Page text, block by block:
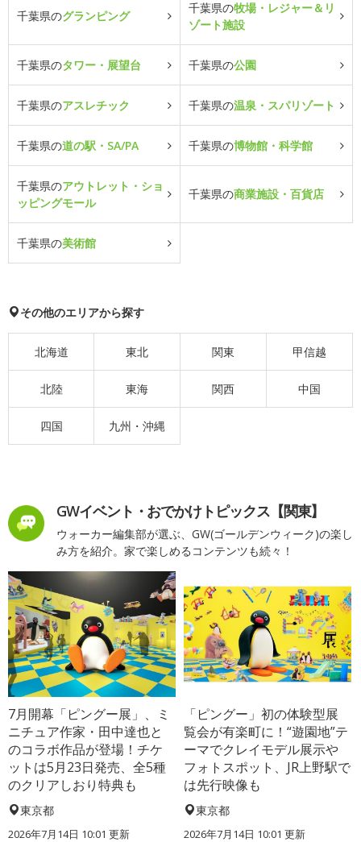
千葉県のグランピング
千葉県の牧場・レジャー＆リ
ゾート施設
千葉県のタワー・展望台 千葉県の公園
千葉県のアスレチック 千葉県の温泉・スパリゾート
千葉県の道の駅・SA/PA 千葉県の博物館・科学館
千葉県のアウトレット・ショ
ッピングモール
千葉県の商業施設・百貨店
千葉県の美術館
その他のエリアから探す
北海道 東北 関東 甲信越
北陸 東海 関西 中国
四国 九州・沖縄
GWイベント・おでかけトピックス【関東】
ウォーカー編集部が選ぶ、GW(ゴールデンウィーク)の楽し
み方を紹介。家で楽しめるコンテンツも続々！
7月開幕「ピングー展」、ミ
ニチュア作家・田中達也と
のコラボ作品が登場！チケ
ットは5月23日発売、全5種
のクリアしおり特典も
東京都
2026年7月14日 10:01 更新
「ピングー」初の体験型展
覧会が有楽町に！“遊園地”テ
ーマでクレイモデル展示や
フォトスポット、JR上野駅で
は先行映像も
東京都
2026年7月14日 10:01 更新